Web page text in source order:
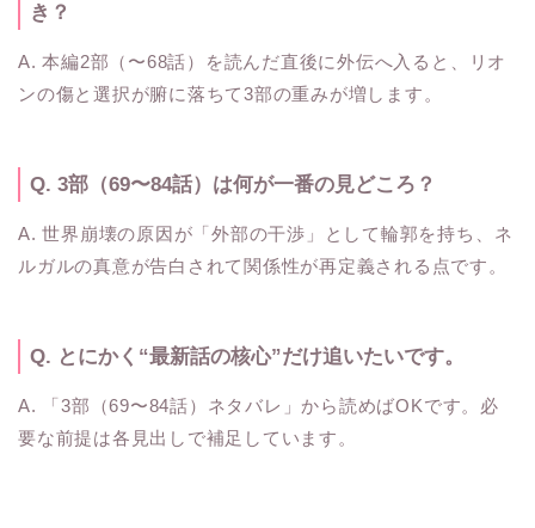
き？
A. 本編2部（〜68話）を読んだ直後に外伝へ入ると、リオ
ンの傷と選択が腑に落ちて3部の重みが増します。
Q. 3部（69〜84話）は何が一番の見どころ？
A. 世界崩壊の原因が「外部の干渉」として輪郭を持ち、ネ
ルガルの真意が告白されて関係性が再定義される点です。
Q. とにかく“最新話の核心”だけ追いたいです。
A. 「3部（69〜84話）ネタバレ」から読めばOKです。必
要な前提は各見出しで補足しています。